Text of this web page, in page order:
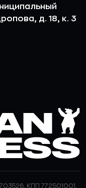
д. 18, к. 3
КПП 772501001,